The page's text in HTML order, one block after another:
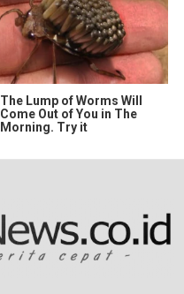
The Lump of Worms Will
Come Out of You in The
Morning. Try it